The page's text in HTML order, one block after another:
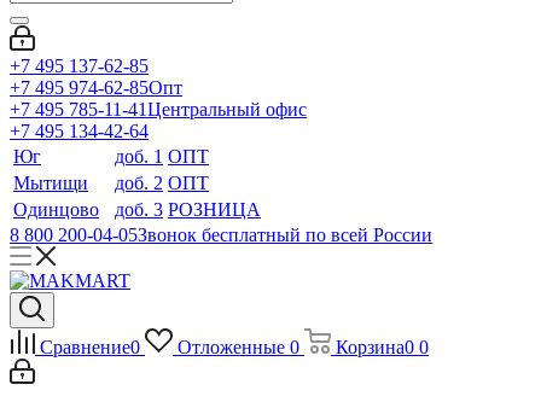
+7 495 137-62-85
+7 495 974-62-85Опт
+7 495 785-11-41Центральный офис
+7 495 134-42-64
Юг
доб. 1 ОПТ
Мытищи
доб. 2 ОПТ
Одинцово
доб. 3 РОЗНИЦА
8 800 200-04-05Звонок бесплатный по всей России
Сравнение0 Отложенные 0 Корзина0 0